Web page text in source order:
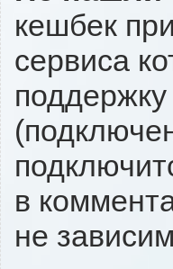
кешбек
сервиса
в
не